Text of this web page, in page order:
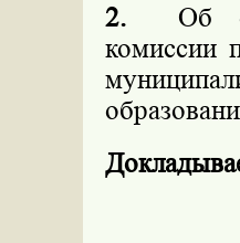
2.
Об
комиссии